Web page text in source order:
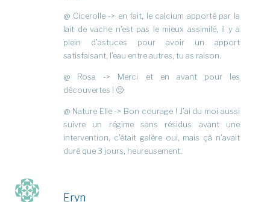
@ Cicerolle -> en fait, le calcium apporté par la
lait de vache n’est pas le mieux assimilé, il y a
plein d’astuces pour avoir un apport
satisfaisant, l’eau entre autres, tu as raison.
@ Rosa -> Merci et en avant pour les
découvertes ! 🙂
@ Nature Elle -> Bon courage ! J’ai du moi aussi
suivre un régime sans résidus avant une
intervention, c’était galère oui, mais çà n’avait
duré que 3 jours, heureusement.
Eryn